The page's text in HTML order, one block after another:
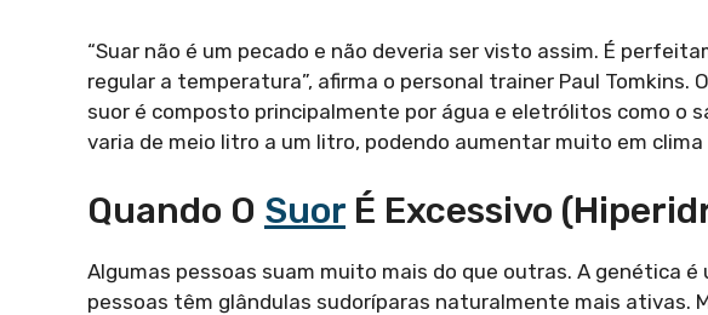
“Suar não é um pecado e não deveria ser visto assim. É
regular a temperatura”, afirma o personal trainer Paul Tomkins.
suor é composto principalmente por água e eletrólitos como o
varia de meio litro a um litro, podendo aumentar muito em
Quando O Suor É Excessivo
Algumas pessoas suam muito mais do que outras. A genética
pessoas têm glândulas sudoríparas naturalmente mais ativas.